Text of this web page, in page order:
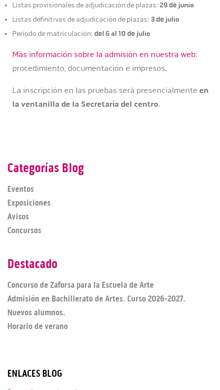
Listas provisionales de adjudicación de plazas: 29 de junio
Listas definitivas de adjudicación de plazas: 3 de julio
Periodo de matriculación: del 6 al 10 de julio
Más información sobre la admisión en nuestra web:
procedimiento, documentación e impresos.
La inscripción en las pruebas será presencialmente en
la ventanilla de la Secretaría del centro.
Categorías Blog
Eventos
Exposiciones
Avisos
Concursos
Destacado
Concurso de Zaforsa para la Escuela de Arte
Admisión en Bachillerato de Artes. Curso 2026-2027.
Nuevos alumnos.
Horario de verano
ENLACES BLOG